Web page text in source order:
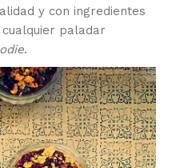
y con ingredientes
paladar
.